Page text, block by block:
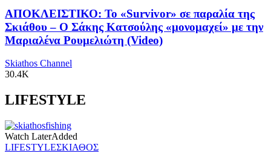
ΑΠΟΚΛΕΙΣΤΙΚΟ: Το «Survivor» σε παραλία της
Σκιάθου – Ο Σάκης Κατσούλης «μονομαχεί» με την
Μαριαλένα Ρουμελιώτη (Video)
Skiathos Channel
30.4K
LIFESTYLE
Watch LaterAdded
LIFESTYLEΣΚΙΑΘΟΣ